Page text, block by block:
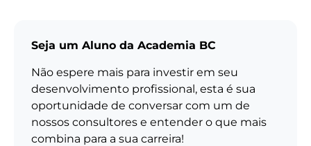
Seja um Aluno da Academia BC
Não espere mais para investir em seu
desenvolvimento profissional, esta é sua
oportunidade de conversar com um de
nossos consultores e entender o que mais
combina para a sua carreira!